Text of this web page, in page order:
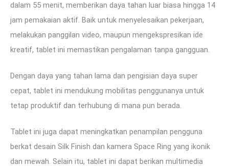
dalam 55 menit, memberikan daya tahan luar biasa hingga 14
jam pemakaian aktif. Baik untuk menyelesaikan pekerjaan,
melakukan panggilan video, maupun mengekspresikan ide
kreatif, tablet ini memastikan pengalaman tanpa gangguan.
Dengan daya yang tahan lama dan pengisian daya super
cepat, tablet ini mendukung mobilitas penggunanya untuk
tetap produktif dan terhubung di mana pun berada.
Tablet ini juga dapat meningkatkan penampilan pengguna
berkat desain Silk Finish dan kamera Space Ring yang ikonik
dan mewah. Selain itu, tablet ini dapat berikan multimedia